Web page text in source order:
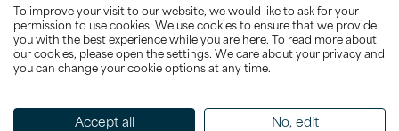
关注我们
To improve your visit to our website, we would like to ask for your
permission to use cookies. We use cookies to ensure that we provide
you with the best experience while you are here. To read more about
our cookies, please open the settings. We care about your privacy and
you can change your cookie options at any time.
Accept all No, edit